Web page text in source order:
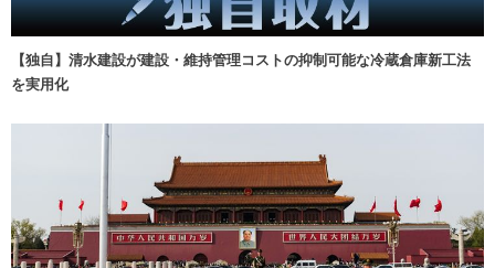
【独自】清水建設が建設・維持管理コストの抑制可能な冷蔵倉庫新工法
を実用化